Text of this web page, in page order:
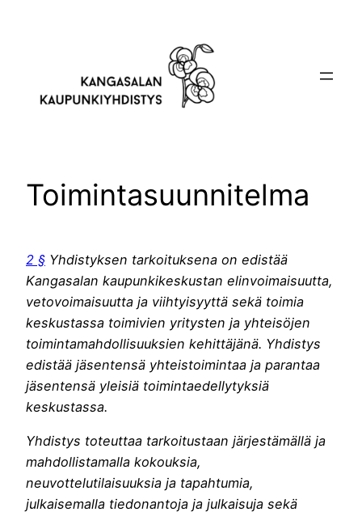
Toimintasuunnitelma
2 § Yhdistyksen tarkoituksena on edistää
Kangasalan kaupunkikeskustan elinvoimaisuutta,
vetovoimaisuutta ja viihtyisyyttä sekä toimia
keskustassa toimivien yritysten ja yhteisöjen
toimintamahdollisuuksien kehittäjänä. Yhdistys
edistää jäsentensä yhteistoimintaa ja parantaa
jäsentensä yleisiä toimintaedellytyksiä
keskustassa.
Yhdistys toteuttaa tarkoitustaan järjestämällä ja
mahdollistamalla kokouksia,
neuvottelutilaisuuksia ja tapahtumia,
julkaisemalla tiedonantoja ja julkaisuja sekä